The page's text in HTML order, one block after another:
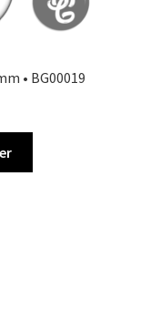
• BG00019